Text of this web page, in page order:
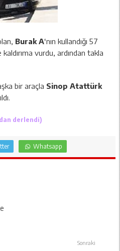
Burak A‘nın kullandığı 57
vurdu, ardından takla
bir araçla Sinop Atattürk
derlendi)
Whatsapp
Sonraki